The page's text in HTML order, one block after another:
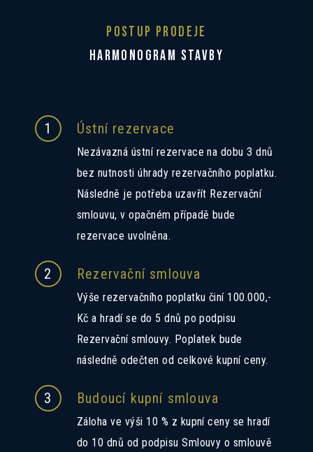
POSTUP PRODEJE
HARMONOGRAM STAVBY
1 Ústní rezervace
Nezávazná ústní rezervace na dobu 3 dnů
bez nutnosti úhrady rezervačního poplatku.
Následně je potřeba uzavřít Rezervační
smlouvu, v opačném případě bude
rezervace uvolněna.
2 Rezervační smlouva
Výše rezervačního poplatku činí 100.000,-
Kč a hradí se do 5 dnů po podpisu
Rezervační smlouvy. Poplatek bude
následně odečten od celkové kupní ceny.
3 Budoucí kupní smlouva
Záloha ve výši 10 % z kupní ceny se hradí
do 10 dnů od podpisu Smlouvy o smlouvě